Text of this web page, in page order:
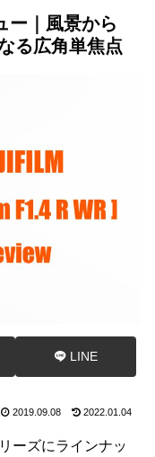
ー｜風景から
る広角単焦点
LINE
2019.09.08 2022.01.04
ーズにラインナッ